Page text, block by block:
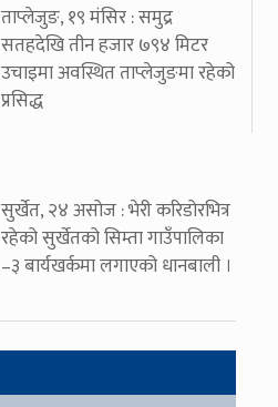
ताप्लेजुङ, १९ मंसिर : समुद्र
सतहदेखि तीन हजार ७९४ मिटर
उचाइमा अवस्थित ताप्लेजुङमा रहेको
प्रसिद्ध
सुर्खेत, २४ असोज : भेरी करिडोरभित्र
रहेको सुर्खेतको सिम्ता गाउँपालिका
–३ बार्यखर्कमा लगाएको धानबाली ।